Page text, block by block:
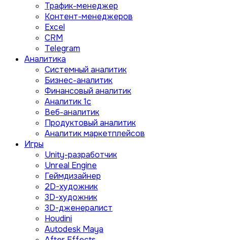
Трафик-менеджер
Контент-менеджеров
Excel
CRM
Telegram
Аналитика
Системный аналитик
Бизнес-аналитик
Финансовый аналитик
Aналитик 1с
Веб-аналитик
Продуктовый аналитик
Аналитик маркетплейсов
Игры
Unity-разработчик
Unreal Engine
Геймдизайнер
2D-художник
3D-художник
3D-дженералист
Houdini
Autodesk Maya